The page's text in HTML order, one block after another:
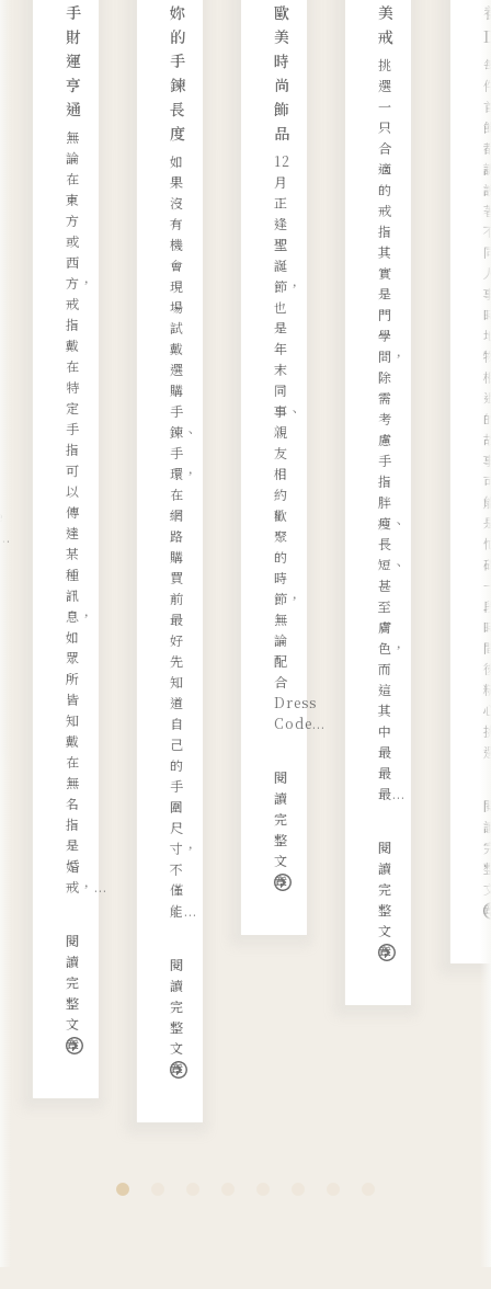
手
財
運
亨
通
無
論
在
東
方
或
西
方，
戒
指
戴
在
特
定
手
指
可
以
傳
達
某
種
訊
息，
如
眾
所
皆
知
戴
在
無
名
指
是
婚
戒，...
閱
讀
完
整
文
章
妳
的
手
鍊
長
度
如
果
沒
有
機
會
現
場
試
戴
選
購
手
鍊、
手
環，
在
網
路
購
買
前
最
好
先
知
道
自
己
的
手
圍
尺
寸，
不
僅
能...
閱
讀
完
整
文
章
歐
美
時
尚
飾
品
12
月
正
逢
聖
誕
節，
也
是
年
末
同
事、
親
友
相
約
歡
聚
的
時
節，
無
論
配
合
Dress
Code...
閱
讀
完
整
文
章
美
戒
挑
選
一
只
合
適
的
戒
指
其
實
是
門
學
問，
除
需
考
慮
手
指
胖
瘦、
長
短、
甚
至
膚
色，
而
這
其
中
最
最
最...
閱
讀
完
整
文
章